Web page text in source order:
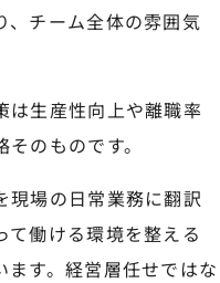
、チーム全体の雰囲気
は生産性向上や離職率
のものです。
現場の日常業務に翻訳
て働ける環境を整える
す。経営層任せではな